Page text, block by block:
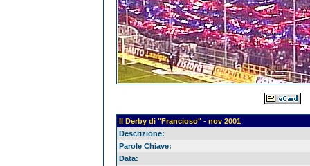
Il Derby di "Francioso" - nov 2001
Descrizione:
Parole Chiave:
Data: